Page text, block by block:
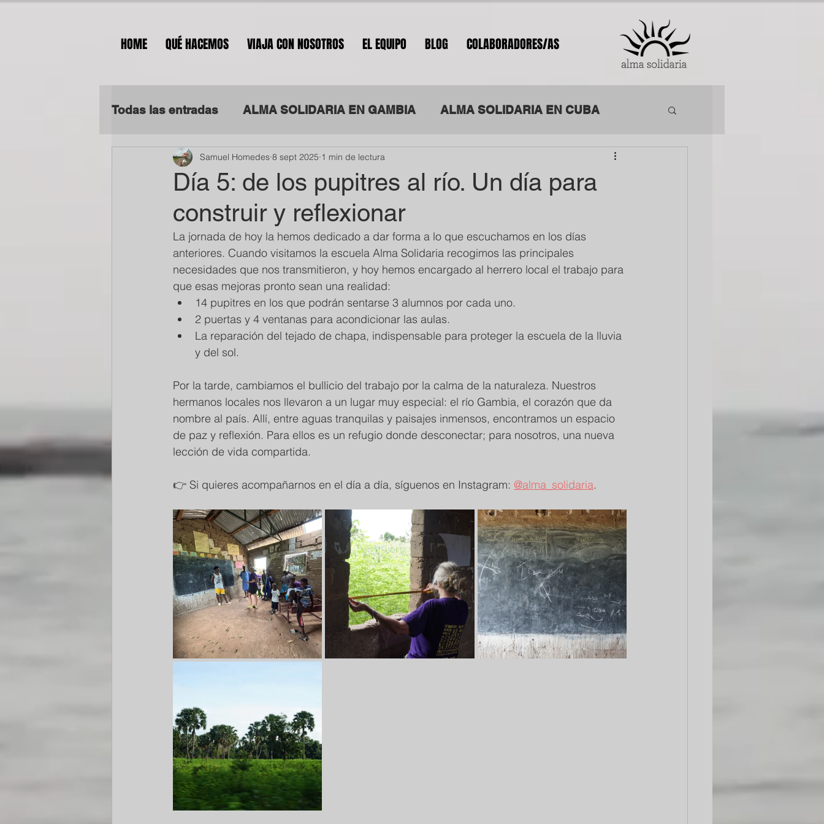
HOME QUÉ HACEMOS VIAJA CON NOSOTROS EL EQUIPO BLOG COLABORADORES/AS
Todas las entradas ALMA SOLIDARIA EN GAMBIA ALMA SOLIDARIA EN CUBA
ALMA SOLIDARIA EN TAILANDIA ALMA SOLIDARIA POR LA INTEGRACIÓN
Día 5: de los pupitres al río. Un día para
construir y reflexionar
Samuel Homedes 8 sept 2025 1 min de lectura
La jornada de hoy la hemos dedicado a dar forma a lo que escuchamos en los días
anteriores. Cuando visitamos la escuela Alma Solidaria recogimos las principales
necesidades que nos transmitieron, y hoy hemos encargado al herrero local el trabajo para
que esas mejoras pronto sean una realidad:
14 pupitres en los que podrán sentarse 3 alumnos por cada uno.
2 puertas y 4 ventanas para acondicionar las aulas.
La reparación del tejado de chapa, indispensable para proteger la escuela de la lluvia
y del sol.
Por la tarde, cambiamos el bullicio del trabajo por la calma de la naturaleza. Nuestros
hermanos locales nos llevaron a un lugar muy especial: el río Gambia, el corazón que da
nombre al país. Allí, entre aguas tranquilas y paisajes inmensos, encontramos un espacio
de paz y reflexión. Para ellos es un refugio donde desconectar; para nosotros, una nueva
lección de vida compartida.
👉 Si quieres acompañarnos en el día a día, síguenos en Instagram: @alma_solidaria.